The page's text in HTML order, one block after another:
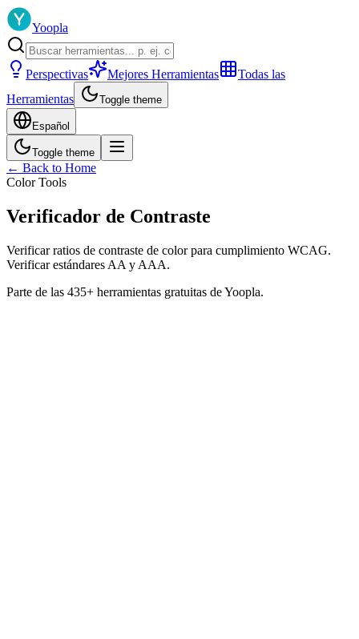
Yoopla
Perspectivas Mejores Herramientas
Todas las
Herramientas
Toggle theme
Español
Toggle theme
← Back to Home
Color Tools
Verificador de Contraste
Verificar ratios de contraste de color para cumplimiento WCAG.
Verificar estándares AA y AAA.
Parte de las 435+ herramientas gratuitas de Yoopla.